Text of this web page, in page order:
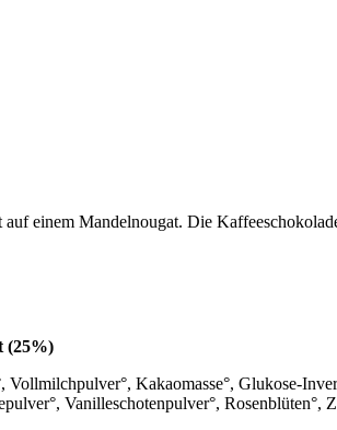
einem Mandelnougat. Die
(25%)
Vollmilchpulver°, Kakaomasse°, Glukose-
Vanilleschotenpulver°,